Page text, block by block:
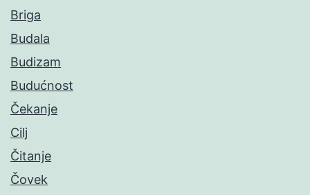
Briga
Budala
Budizam
Budućnost
Čekanje
Cilj
Čitanje
Čovek